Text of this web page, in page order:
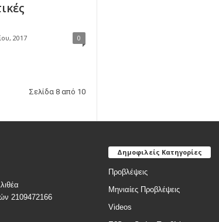
2017 0
Σελίδα 8 από 10
2109472166
Δημοφιλείς Κατηγορίες
Προβλέψεις
Μηνιαίες Προβλέψεις
Videos